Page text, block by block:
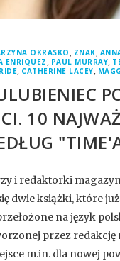
OKRASKO , ZNAK,
ENRIQUEZ , PAUL MURRAY,
, CATHERINE LACEY,
10
i redaktorki
dwie książki, które
na język
przez
m.in. dla nowej